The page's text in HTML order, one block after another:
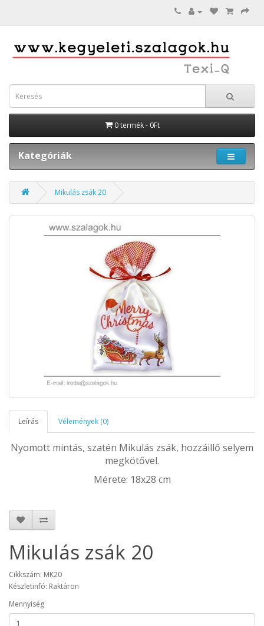
0 termék - 0Ft
Kategóriák
Mikulás zsák 20
Leírás Vélemények (0)
Nyomott mintás, szatén Mikulás zsák, hozzáillő selyem
megkötővel.
Mérete: 18x28 cm
Mikulás zsák 20
Cikkszám: MK20
Készletinfó: Raktáron
Mennyiség